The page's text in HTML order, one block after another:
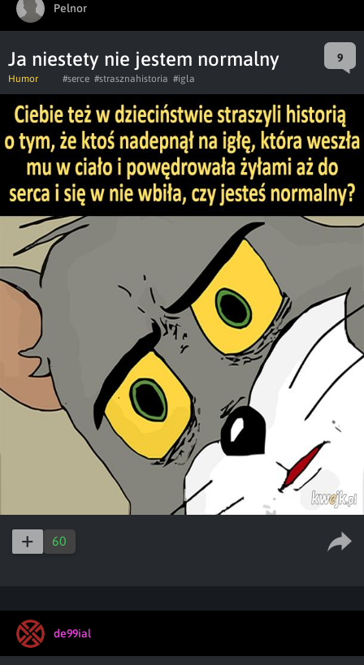
Pelnor
Ja niestety nie jestem normalny 9
Humor #serce #strasznahistoria #igla
60
de99ial